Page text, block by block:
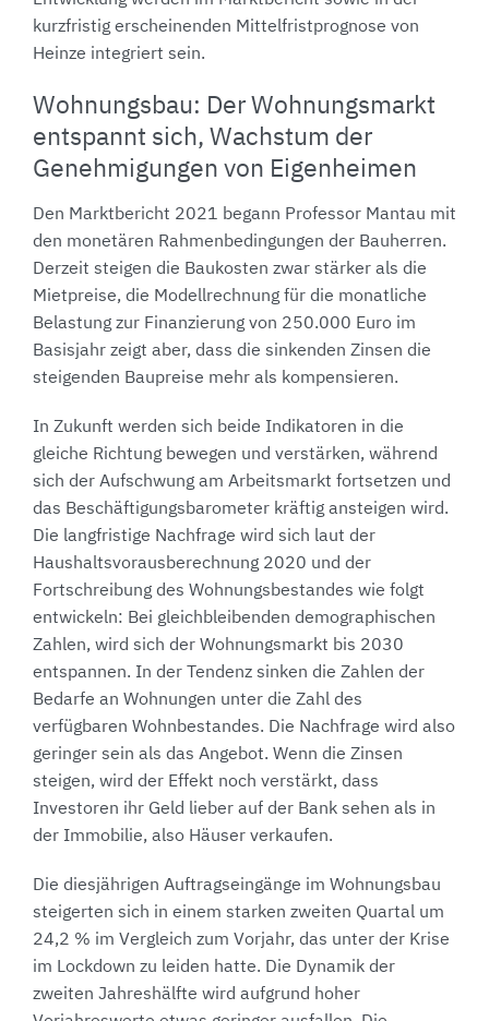
kurzfristig erscheinenden Mittelfristprognose von
Heinze integriert sein.
Wohnungsbau: Der Wohnungsmarkt
entspannt sich, Wachstum der
Genehmigungen von Eigenheimen
Den Marktbericht 2021 begann Professor Mantau mit
den monetären Rahmenbedingungen der Bauherren.
Derzeit steigen die Baukosten zwar stärker als die
Mietpreise, die Modellrechnung für die monatliche
Belastung zur Finanzierung von 250.000 Euro im
Basisjahr zeigt aber, dass die sinkenden Zinsen die
steigenden Baupreise mehr als kompensieren.
In Zukunft werden sich beide Indikatoren in die
gleiche Richtung bewegen und verstärken, während
sich der Aufschwung am Arbeitsmarkt fortsetzen und
das Beschäftigungsbarometer kräftig ansteigen wird.
Die langfristige Nachfrage wird sich laut der
Haushaltsvorausberechnung 2020 und der
Fortschreibung des Wohnungsbestandes wie folgt
entwickeln: Bei gleichbleibenden demographischen
Zahlen, wird sich der Wohnungsmarkt bis 2030
entspannen. In der Tendenz sinken die Zahlen der
Bedarfe an Wohnungen unter die Zahl des
verfügbaren Wohnbestandes. Die Nachfrage wird also
geringer sein als das Angebot. Wenn die Zinsen
steigen, wird der Effekt noch verstärkt, dass
Investoren ihr Geld lieber auf der Bank sehen als in
der Immobilie, also Häuser verkaufen.
Die diesjährigen Auftragseingänge im Wohnungsbau
steigerten sich in einem starken zweiten Quartal um
24,2 % im Vergleich zum Vorjahr, das unter der Krise
im Lockdown zu leiden hatte. Die Dynamik der
zweiten Jahreshälfte wird aufgrund hoher